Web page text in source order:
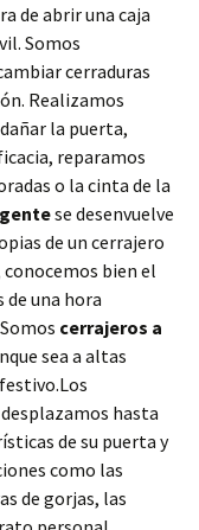
de abrir una caja
Somos
cerraduras
Realizamos
la puerta,
reparamos
o la cinta de la
se desenvuelve
de un cerrajero
conocemos bien el
de una hora
cerrajeros a
sea a altas
hasta
de su puerta y
como las
de gorjas, las